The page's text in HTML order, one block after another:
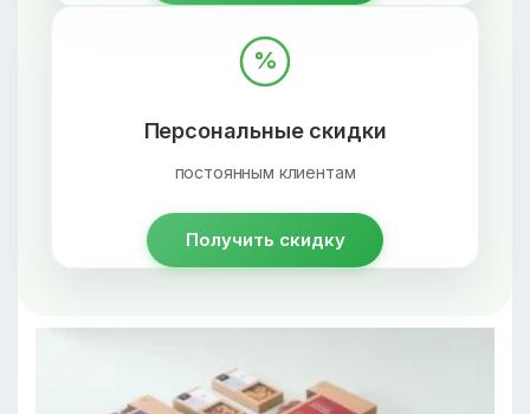
%
Персональные скидки
постоянным клиентам
Получить скидку